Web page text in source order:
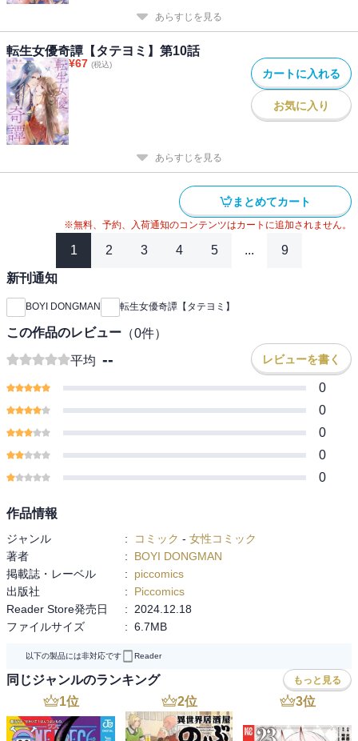
あらすじを見る
転生女優奇譚【タテヨミ】第10話
¥67 (税込)
カートに入れる
お気に入り
あらすじを見る
まとめてカート
※無料、予約、入荷通知のコンテンツはカートに追加されません。
1 2 3 4 5 ... 9
新刊通知
BOYI DONGMAN 転生女優奇譚【タテヨミ】
この作品のレビュー （0件）
平均 -- レビューを書く
0
0
0
0
0
作品情報
ジャンル : コミック - 女性コミック
著者
:
BOYI DONGMAN
掲載誌・レーベル
:
piccomics
出版社
:
Piccomics
Reader Store発売日
:
2024.12.18
ファイルサイズ
: 6.7MB
以下の製品には非対応です Reader
同じジャンルのランキング もっと見る
1位 2位 3位